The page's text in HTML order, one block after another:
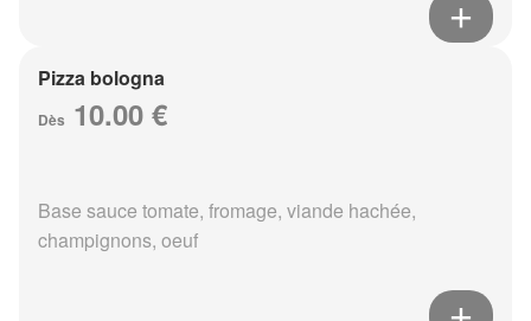
Pizza bologna
Dès 10.00 €
Base sauce tomate, fromage, viande hachée,
champignons, oeuf